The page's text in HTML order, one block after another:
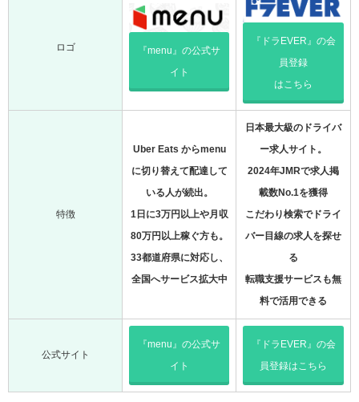
ロゴ 『menu』の公式サ
イト
『ドラEVER』の会
員登録
はこちら
特徴
Uber Eats からmenu
に切り替えて配達して
いる人が続出。
1日に3万円以上や月収
80万円以上稼ぐ方も。
33都道府県に対応し、
全国へサービス拡大中
日本最大級のドライバ
ー求人サイト。
2024年JMRで求人掲
載数No.1を獲得
こだわり検索でドライ
バー目線の求人を探せ
る
転職支援サービスも無
料で活用できる
公式サイト
『menu』の公式サ
イト
『ドラEVER』の会
員登録はこちら